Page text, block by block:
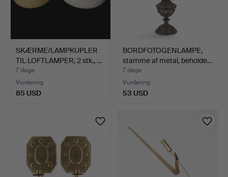
SKÆRME/LAMPKUPLER
TIL LOFTLAMPER, 2 stk., …
7 dage
Vurdering
85 USD
BORDFOTOGENLAMPE,
stamme af metal, beholde…
7 dage
Vurdering
53 USD